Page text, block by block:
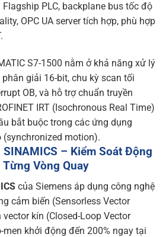
Flagship PLC, backplane bus tốc độ
OPC UA server tích hợp, phù hợp
S7-1500 nằm ở khả năng xử lý
giải 16-bit, chu kỳ scan tối
OB, và hỗ trợ chuẩn truyền
IRT (Isochronous Real Time)
bắt buộc trong các ứng dụng
motion).
SINAMICS – Kiểm Soát Động
Vòng Quay
của Siemens áp dụng công nghệ
cảm biến (Sensorless Vector
kín (Closed-Loop Vector
khởi động đến 200% ngay tại